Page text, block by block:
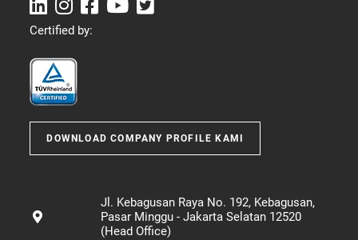
Certified by:
DOWNLOAD COMPANY PROFILE KAMI
Jl. Kebagusan Raya No. 192, Kebagusan,
Pasar Minggu - Jakarta Selatan 12520
(Head Office)